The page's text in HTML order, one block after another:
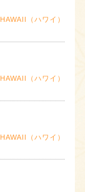
HAWAII（ハワイ）
HAWAII（ハワイ）
HAWAII（ハワイ）